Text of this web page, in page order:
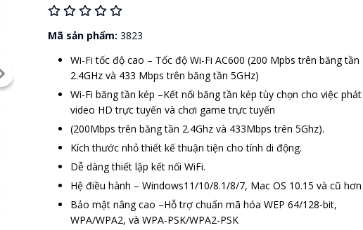
Mã sản phẩm: 3823
Wi-Fi tốc độ cao – Tốc độ Wi-Fi AC600 (200 Mpbs trên băng tần
2.4GHz và 433 Mbps trên băng tần 5GHz)
Wi-Fi băng tần kép –Kết nối băng tần kép tùy chọn cho việc phát
video HD trực tuyến và chơi game trực tuyến
(200Mbps trên băng tần 2.4Ghz và 433Mbps trên 5Ghz).
Kích thước nhỏ thiết kế thuận tiện cho tính di động.
Dễ dàng thiết lập kết nối WiFi.
Hệ điều hành – Windows11/10/8.1/8/7, Mac OS 10.15 và cũ hơn
Bảo mật nâng cao –Hỗ trợ chuẩn mã hóa WEP 64/128-bit,
WPA/WPA2, và WPA-PSK/WPA2-PSK